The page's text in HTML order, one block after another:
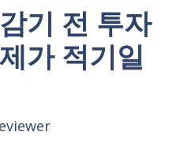
기 전 투자
가 적기일